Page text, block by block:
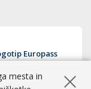
Skrij
mesta in